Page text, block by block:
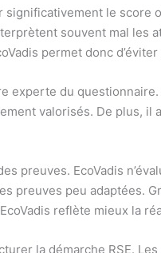
le
souvent mal
permet donc
experte du
valorisés. De plus,
preuves. EcoVadis
preuves peu adaptées.
reflète mieux la
la démarche RSE.